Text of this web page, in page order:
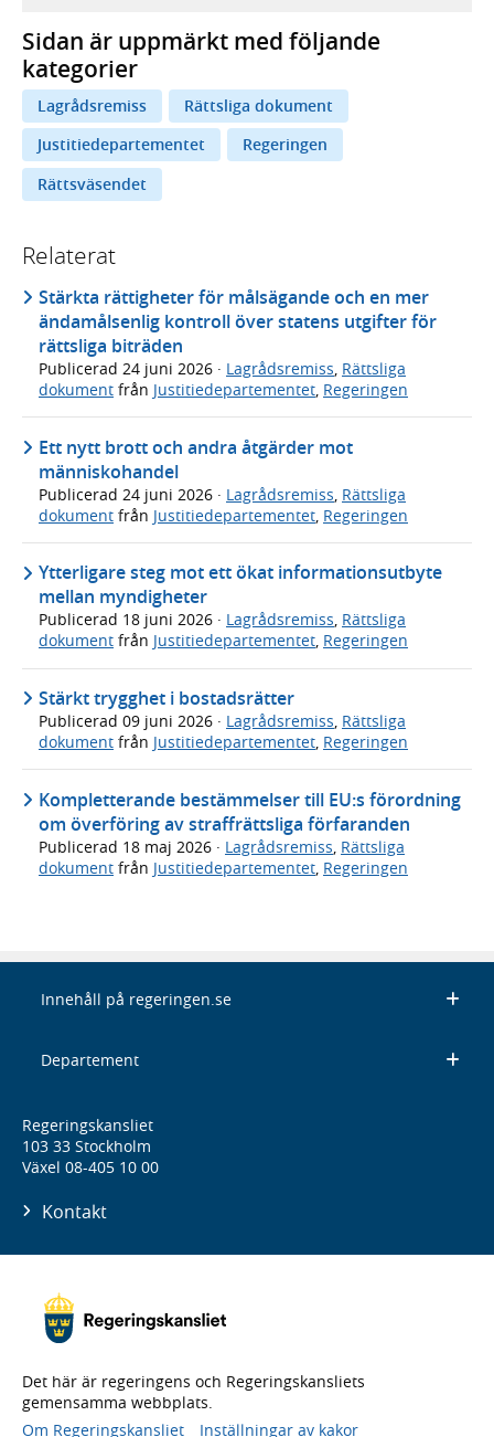
Sidan är uppmärkt med följande
kategorier
Lagrådsremiss
Rättsliga dokument
Justitiedepartementet
Regeringen
Rättsväsendet
Relaterat
Stärkta rättigheter för målsägande och en mer
ändamålsenlig kontroll över statens utgifter för
rättsliga biträden
Publicerad 24 juni 2026 · Lagrådsremiss, Rättsliga
dokument från Justitiedepartementet, Regeringen
Ett nytt brott och andra åtgärder mot
människohandel
Publicerad 24 juni 2026 · Lagrådsremiss Rättsliga
dokument från Justitiedepartementet Regeringen
Ytterligare steg mot ett ökat informationsutbyte
mellan myndigheter
Publicerad 18 juni 2026 · Lagrådsremiss, Rättsliga
dokument från Justitiedepartementet, Regeringen
Stärkt trygghet i bostadsrätter
Publicerad 09 juni 2026 · Lagrådsremiss, Rättsliga
dokument från Justitiedepartementet, Regeringen
Kompletterande bestämmelser till EU:s förordning
om överföring av straffrättsliga förfaranden
Publicerad 18 maj 2026 · Lagrådsremiss Rättsliga
dokument från Justitiedepartementet Regeringen
Innehåll på regeringen.se
Departement
Regeringskansliet
103 33 Stockholm
Växel 08-405 10 00
Kontakt
Det här är regeringens och Regeringskansliets
gemensamma webbplats.
Om Regeringskansliet
Inställningar av kakor